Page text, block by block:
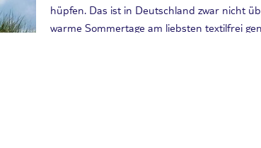
hüpfen. Das ist in Deutschland zwar nicht
warme Sommertage am liebsten textilfrei